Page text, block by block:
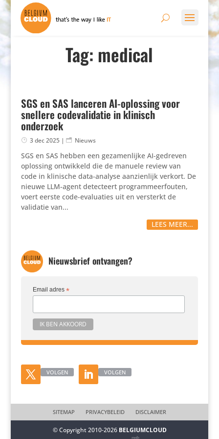
Tag: medical
SGS en SAS lanceren AI-oplossing voor
snellere codevalidatie in klinisch
onderzoek
3 dec 2025| Nieuws
SGS en SAS hebben een geza­men­lijke AI-gedreven
oplossing ontwik­keld die de manuele review van
code in klinische data-analyse aanzien­lijk verkort. De
nieuwe LLM-agent detec­teert program­meer­fouten,
voert eerste code-evalu­a­ties uit en versterkt de
validatie van...
LEES MEER...
Nieuwsbrief ontvangen?
Email adres *
VOLGEN VOLGEN
SITEMAP PRIVACYBELEID DISCLAIMER
© Copyright 2010-2026 BELGIUMCLOUD